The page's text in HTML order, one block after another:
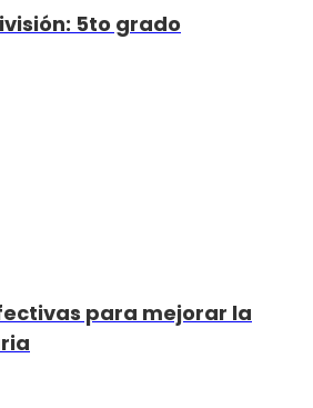
5to grado
para mejorar la